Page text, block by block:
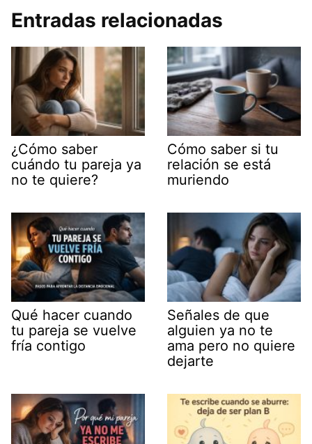
Entradas relacionadas
¿Cómo saber
cuándo tu pareja ya
no te quiere?
Cómo saber si tu
relación se está
muriendo
Qué hacer cuando
tu pareja se vuelve
fría contigo
Señales de que
alguien ya no te
ama pero no quiere
dejarte